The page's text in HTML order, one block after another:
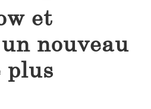
et
nouveau
plus